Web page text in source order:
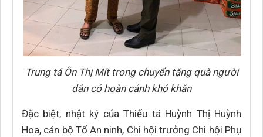
Trung tá Ôn Thị Mít trong chuyến tặng quà người
dân có hoàn cảnh khó khăn
Đặc biệt, nhật ký của Thiếu tá Huỳnh Thị Huỳnh
Hoa, cán bộ Tổ An ninh, Chi hội trưởng Chi hội Phụ